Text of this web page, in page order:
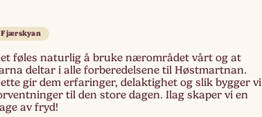
Fjærskyan
føles naturlig å bruke nærområdet vårt og at
deltar i alle forberedelsene til Høstmartnan.
gir dem erfaringer, delaktighet og slik bygger vi
til den store dagen. Ilag skaper vi en
av fryd!